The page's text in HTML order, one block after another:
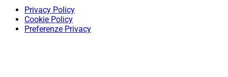
Privacy Policy
Cookie Policy
Preferenze Privacy